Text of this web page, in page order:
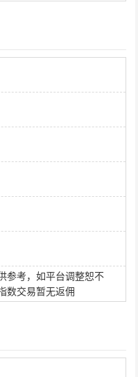
参考，如平台调整恕不
数交易暂无返佣